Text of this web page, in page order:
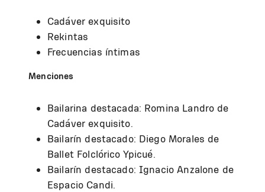
Cadáver exquisito
Rekintas
Frecuencias íntimas
Menciones
Bailarina destacada: Romina Landro de
Cadáver exquisito.
Bailarín destacado: Diego Morales de
Ballet Folclórico Ypicué.
Bailarín destacado: Ignacio Anzalone de
Espacio Candi.